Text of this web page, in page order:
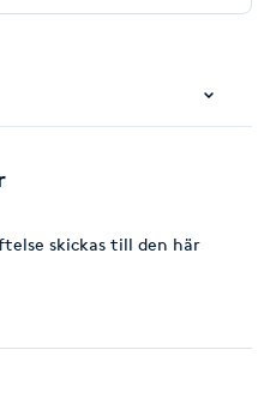
skickas till den här